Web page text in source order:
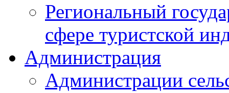
Региональный
сфере туристской
Администрация
Администрации